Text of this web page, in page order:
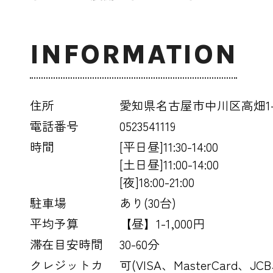
INFORMATION
住所
愛知県名古屋市中川区高畑
電話番号
0523541119
時間
[平日昼]11:30-14:00
[土日昼]11:00-14:00
[夜]18:00-21:00
駐車場
あり(30台)
平均予算
【昼】1-1,000円
滞在目安時間
30-60分
クレジットカ
可(VISA、MasterCard、